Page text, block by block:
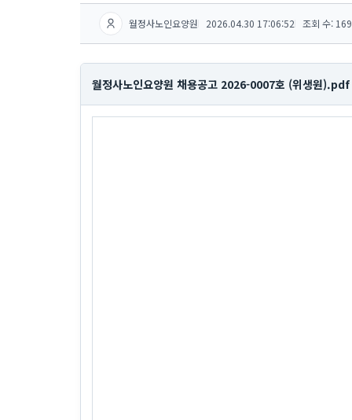
월정사노인요양원 2026.04.30 17:06:52 조회 수: 169
월정사노인요양원 채용공고 2026-0007호 (위생원).pdf